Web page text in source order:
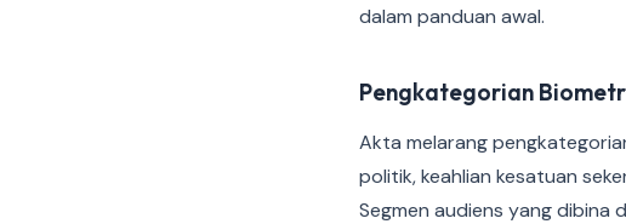
dalam panduan awal.
Pengkategorian
Akta melarang
politik, keahlian kesatuan
Segmen audiens yang